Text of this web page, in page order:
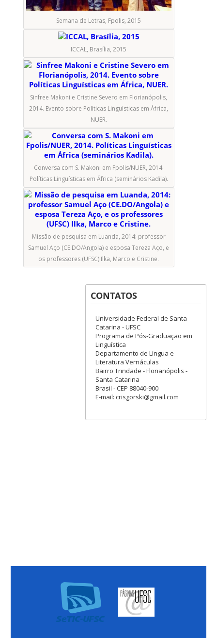
Semana de Letras, Fpolis, 2015
ICCAL, Brasília, 2015
Sinfree Makoni e Cristine Severo em Florianópolis,
2014. Evento sobre Políticas Linguísticas em África,
NUER.
Conversa com S. Makoni em Fpolis/NUER, 2014.
Políticas Linguísticas em África (seminários Kadila).
Missão de pesquisa em Luanda, 2014: professor
Samuel Aço (CE.DO/Angola) e esposa Tereza Aço, e
os professores (UFSC) Ilka, Marco e Cristine.
CONTATOS
Universidade Federal de Santa
Catarina - UFSC
Programa de Pós-Graduação em
Linguística
Departamento de Língua e
Literatura Vernáculas
Bairro Trindade - Florianópolis -
Santa Catarina
Brasil - CEP 88040-900
E-mail: crisgorski@gmail.com